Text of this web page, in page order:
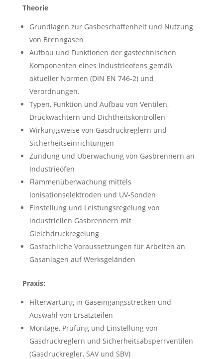
Theorie
Grundlagen zur Gasbeschaffenheit und Nutzung
von Brenngasen
Aufbau und Funktionen der gastechnischen
Komponenten eines Industrieofens gemäß
aktueller Normen (DIN EN 746-2) und
Verordnungen.
Typen, Funktion und Aufbau von Ventilen,
Druckwächtern und Dichtheitskontrollen
Wirkungsweise von Gasdruckreglern und
Sicherheitseinrichtungen
Zündung und Überwachung von Gasbrennern an
Industrieöfen
Flammenüberwachung mittels
Ionisationselektroden und UV-Sonden
Einstellung und Leistungsregelung von
industriellen Gasbrennern mit
Gleichdruckregelung
Gasfachliche Voraussetzungen für Arbeiten an
Gasanlagen auf Werksgeländen
Praxis:
Filterwartung in Gaseingangsstrecken und
Auswahl von Ersatzteilen
Montage, Prüfung und Einstellung von
Gasdruckreglern und Sicherheitsabsperrventilen
(Gasdruckregler, SAV und SBV)